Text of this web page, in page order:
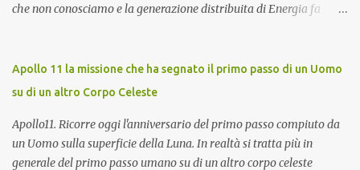
che non conosciamo e la generazione distribuita di Energia fa
quanto trattasi di uno dei più famosi scienziati italiani. Ha
ottenuto il Premio Nobel per la Fisica nel 1984 ed attualmente è
Vita della Repubblica Italiana ). Collabora con il CIEMAT (centro
di ricerca sull'energia, l'ambiente e la tecnologia), un organismo
spagnolo simile all'italiano ENEA, come consigliere speciale per la
Apollo 11 la missione che ha segnato il primo passo di un Uomo
su di un altro Corpo Celeste
Apollo11. Ricorre oggi l'anniversario del primo passo compiuto da
un Uomo sulla superficie della Luna. In realtà si tratta più in
generale del primo passo umano su di un altro corpo celeste